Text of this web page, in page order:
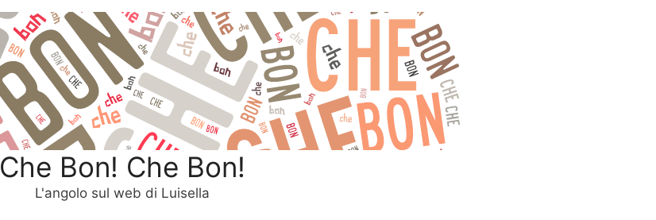
Che Bon! Che Bon!
L'angolo sul web di Luisella